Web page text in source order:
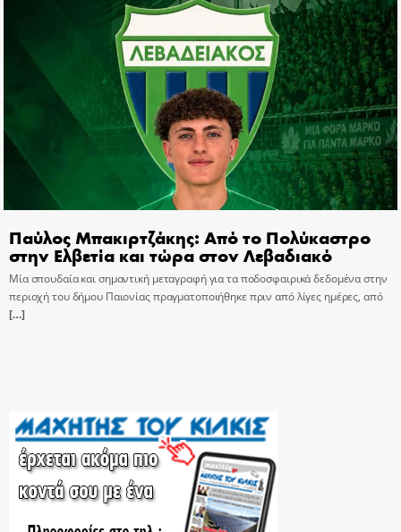
Παύλος Μπακιρτζάκης: Από το Πολύκαστρο
στην Ελβετία και τώρα στον Λεβαδιακό
Μία σπουδαία και σημαντική μεταγραφή για τα ποδοσφαιρικά δεδομένα στην
περιοχή του δήμου Παιονίας πραγματοποιήθηκε πριν από λίγες ημέρες, από
[…]